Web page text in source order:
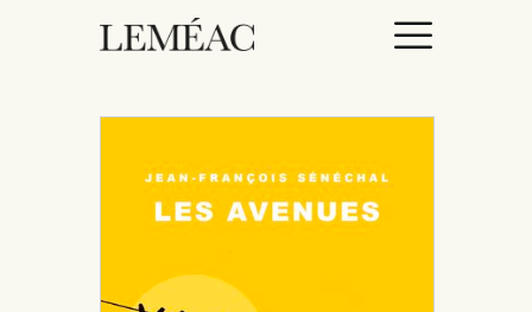
ACCUEIL
CATALOGUE